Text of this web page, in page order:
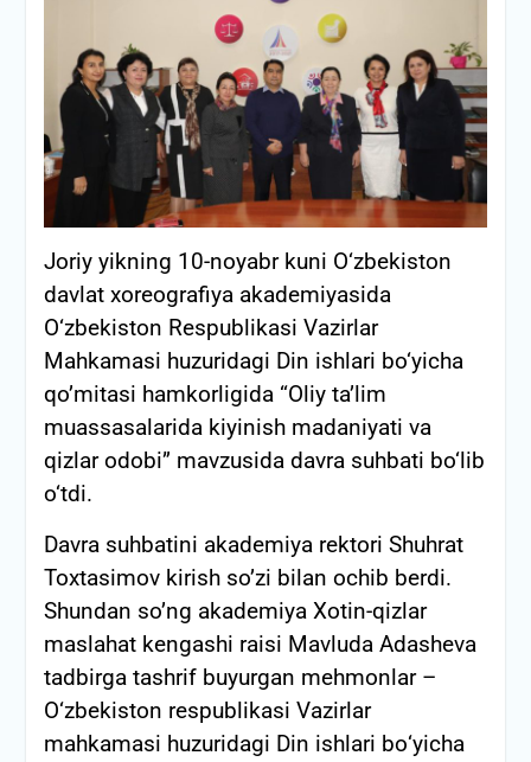
Joriy yikning 10-noyabr kuni O‘zbekiston
davlat xoreografiya akademiyasida
O‘zbekiston Respublikasi Vazirlar
Mahkamasi huzuridagi Din ishlari bo‘yicha
qo’mitasi hamkorligida “Oliy ta’lim
muassasalarida kiyinish madaniyati va
qizlar odobi” mavzusida davra suhbati bo‘lib
o‘tdi.
Davra suhbatini akademiya rektori Shuhrat
Toxtasimov kirish so’zi bilan ochib berdi.
Shundan so’ng akademiya Xotin-qizlar
maslahat kengashi raisi Mavluda Adasheva
tadbirga tashrif buyurgan mehmonlar –
О‘zbekiston respublikasi Vazirlar
mahkamasi huzuridagi Din ishlari bо‘yicha